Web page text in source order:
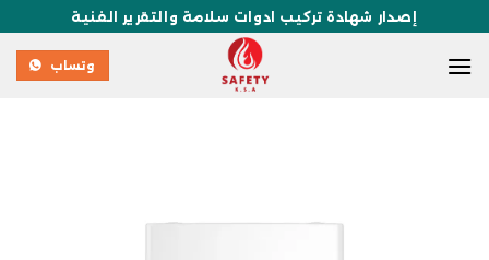
إصدار شهادة تركيب ادوات سلامة والتقرير الفنية
وتساب